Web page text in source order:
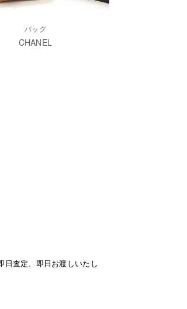
バッグ
CHANEL
日査定、即日お渡しいたし